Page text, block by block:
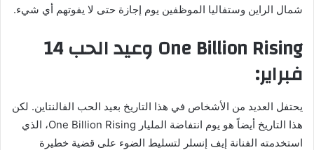
شمال الراين وستفاليا الموظفين يوم إجازة حتى لا يفوتهم أي شيء.
One Billion Rising وعيد الحب 14
فبراير:
يحتفل العديد من الأشخاص في هذا التاريخ بعيد الحب الفالنتاين. لكن
هذا التاريخ أيضاً هو يوم انتفاضة المليار One Billion Rising، الذي
استخدمته الفنانة إيف إنسلر لتسليط الضوء على قضية خطيرة